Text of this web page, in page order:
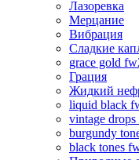
Лазоревка
Мерцание
Вибрация
Сладкие
grace gold
Грация
Жидкий
liquid black
vintage
burgundy
black tones